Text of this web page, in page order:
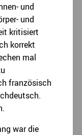
und
und
kritisiert
korrekt
mal
französisch
war die